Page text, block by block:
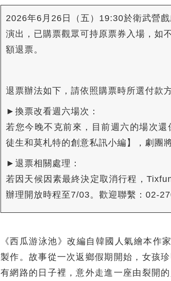
2026年6月26日（五）19:30於衛武營
演出，已購票觀眾可持原票券入場，如
額退票。
退票辦法如下，請依照購票時所選付款
►換票改看週六場次：
若您今晚不克前來，目前週六的場次
徒生和莫札特的創意私訊小編】，劇團
► 退票相關處理：
若因天候因素最終決定取消行程，
辦理開放時程至7/03。歡迎聯繫：02-
《西瓜游泳池》改編自韓國人氣繪本作
製作。故事從一次返鄉假期開始，女孩
有網路的日子裡，意外走進一座由裂開